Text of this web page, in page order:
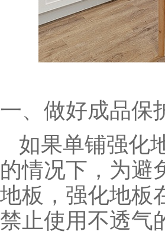
一、做好成品保
如果单铺强化
的情况下，为避
地板，强化地板
禁止使用不透气